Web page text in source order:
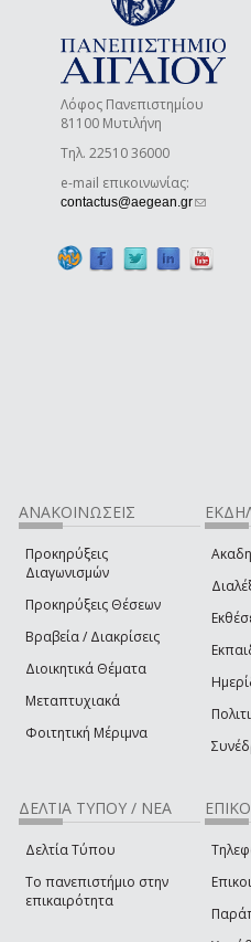
Λόφος Πανεπιστημίου
81100 Μυτιλήνη
Τηλ. 22510 36000
e-mail επικοινωνίας:
contactus@aegean.gr(link
ΑΝΑΚΟΙΝΩΣΕΙΣ
Προκηρύξεις
Διαγωνισμών
Προκηρύξεις Θέσεων
Βραβεία / Διακρίσεις
Διοικητικά Θέματα
Μεταπτυχιακά
Φοιτητική Μέριμνα
ΔΕΛΤΙΑ ΤΥΠΟΥ / ΝΕΑ
Δελτία Τύπου
Το πανεπιστήμιο στην
επικαιρότητα